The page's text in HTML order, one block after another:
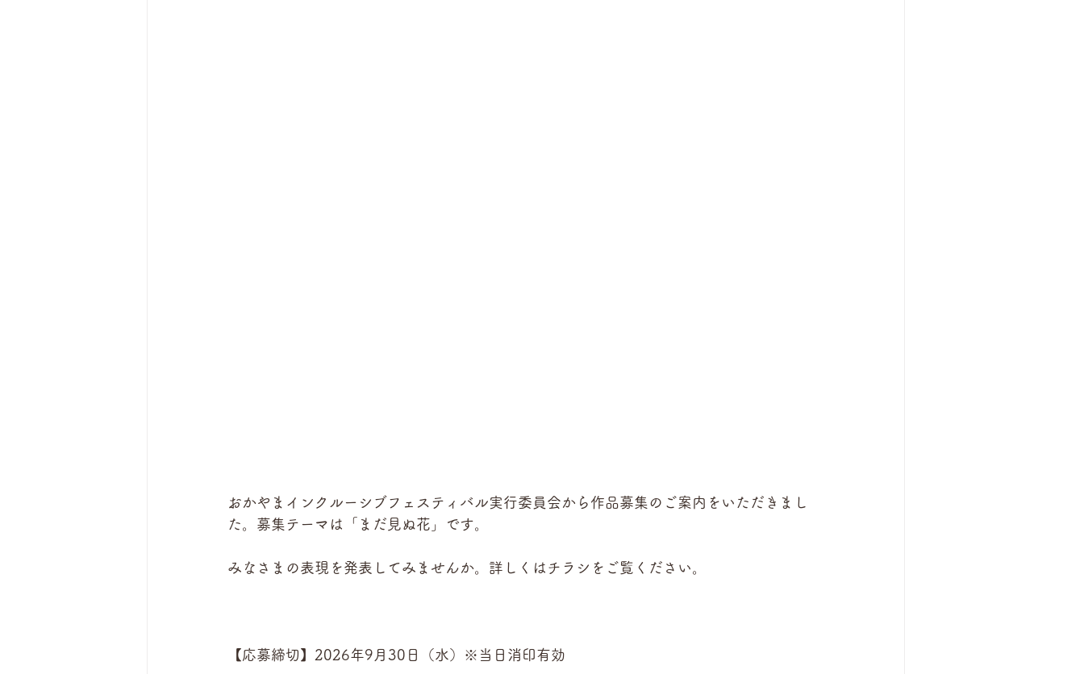
おかやまインクルーシブフェスティバル実行委員会から作品募集のご案内をいただきまし
た。募集テーマは「まだ見ぬ花」です。
みなさまの表現を発表してみませんか。詳しくはチラシをご覧ください。
【応募締切】2026年9月30日（水）※当日消印有効